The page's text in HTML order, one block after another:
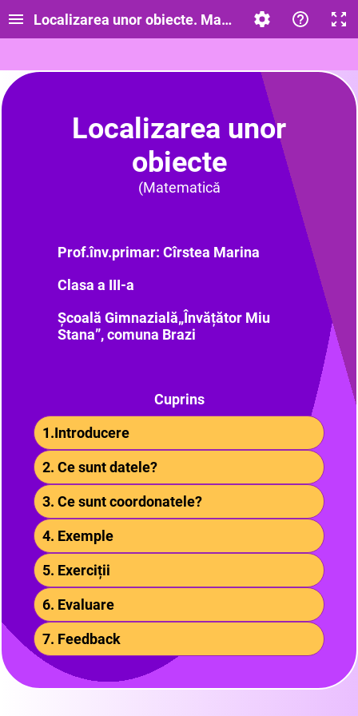
Localizarea unor obiecte. Matematică-clasa a III-a
Localizarea unor
obiecte
(Matematică
Prof.înv.primar: Cîrstea Marina
Clasa a III-a
Școală Gimnazială„Învățător Miu
Stana”, comuna Brazi
Cuprins
1.Introducere
2. Ce sunt datele?
3. Ce sunt coordonatele?
4. Exemple
5. Exerciții
6. Evaluare
7. Feedback